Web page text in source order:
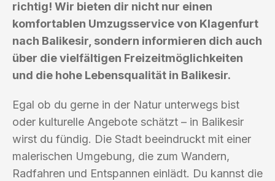
richtig! Wir bieten dir nicht nur einen
komfortablen Umzugsservice von Klagenfurt
nach Balikesir, sondern informieren dich auch
über die vielfältigen Freizeitmöglichkeiten
und die hohe Lebensqualität in Balikesir.
Egal ob du gerne in der Natur unterwegs bist
oder kulturelle Angebote schätzt – in Balikesir
wirst du fündig. Die Stadt beeindruckt mit einer
malerischen Umgebung, die zum Wandern,
Radfahren und Entspannen einlädt. Du kannst die